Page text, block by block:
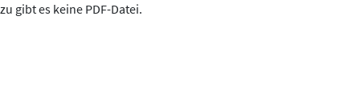
gibt es keine PDF-Datei.